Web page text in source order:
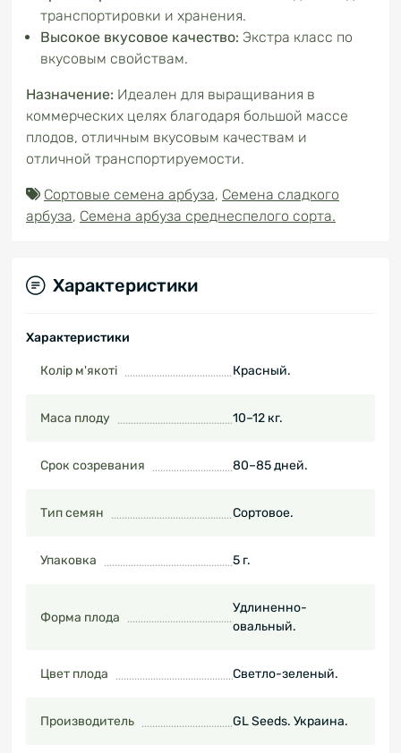
транспортировки и хранения.
Высокое вкусовое качество: Экстра класс по
вкусовым свойствам.
Назначение: Идеален для выращивания в
коммерческих целях благодаря большой массе
плодов, отличным вкусовым качествам и
отличной транспортируемости.
Сортовые семена арбуза, Семена сладкого
арбуза, Семена арбуза среднеспелого сорта.
Характеристики
Характеристики
Колір м'якоті Красный.
Маса плоду 10–12 кг.
Срок созревания 80–85 дней.
Тип семян Сортовое.
Упаковка 5 г.
Форма плода
Удлиненно-
овальный.
Цвет плода Светло-зеленый.
Производитель GL Seeds. Украина.